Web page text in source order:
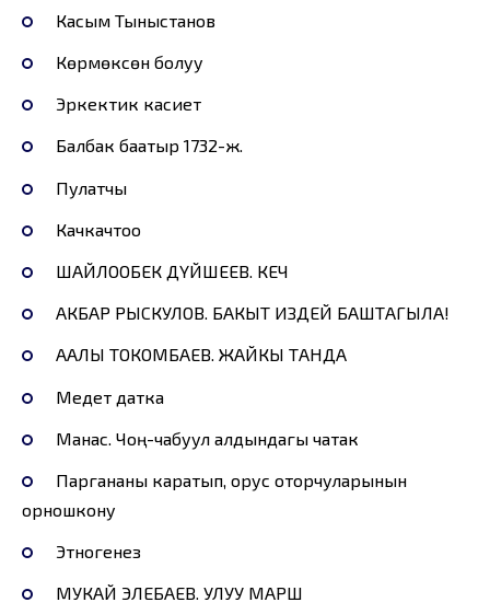
Касым Тыныстанов
Көрмөксөн болуу
Эркектик касиет
Балбак баатыр 1732-ж.
Пулатчы
Качкачтоо
ШАЙЛООБЕК ДҮЙШЕЕВ. КЕЧ
АКБАР РЫСКУЛОВ. БАКЫТ ИЗДЕЙ БАШТАГЫЛА!
ААЛЫ ТОКОМБАЕВ. ЖАЙКЫ ТАНДА
Медет датка
Манас. Чоң-чабуул алдындагы чатак
Паргананы каратып, орус оторчуларынын
орношкону
Этногенез
МУКАЙ ЭЛЕБАЕВ. УЛУУ МАРШ